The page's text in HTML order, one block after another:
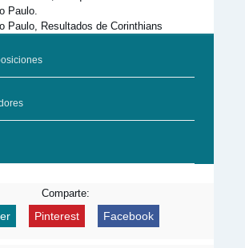
Paulo.
Paulo, Resultados de Corinthians
Comparte:
Pinterest Facebook